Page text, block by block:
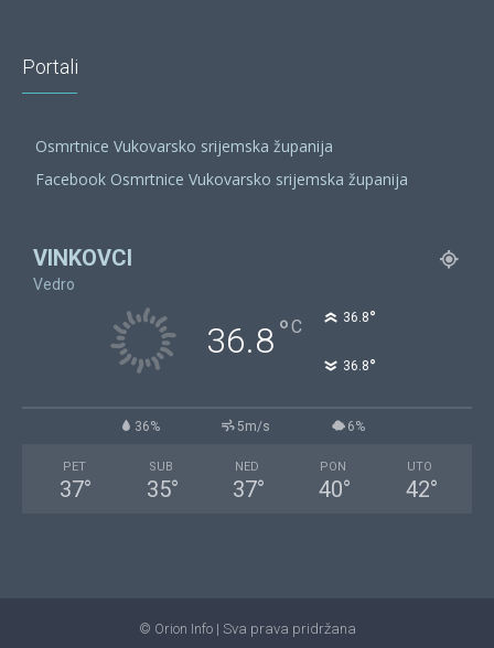
Portali
Osmrtnice Vukovarsko srijemska županija
Facebook Osmrtnice Vukovarsko srijemska županija
VINKOVCI
Vedro
36.8°C 36.8°
36.8°
36% 5m/s 6%
PET
37°
SUB
35°
NED
37°
PON
40°
UTO
42°
© Orion Info | Sva prava pridržana